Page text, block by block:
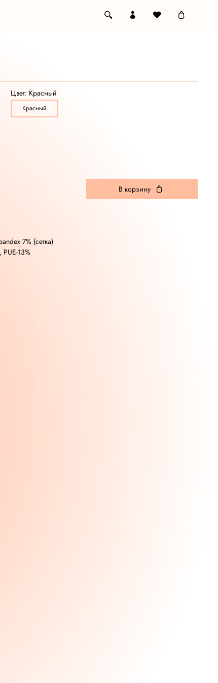
Цвет: Красный
Красный
В корзину
7% (сетка)
13%